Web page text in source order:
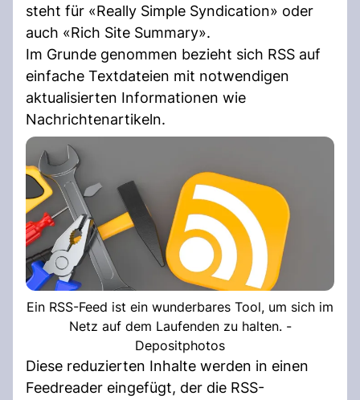
steht für «Really Simple Syndication» oder
auch «Rich Site Summary».
Im Grunde genommen bezieht sich RSS auf
einfache Textdateien mit notwendigen
aktualisierten Informationen wie
Nachrichtenartikeln.
Ein RSS-Feed ist ein wunderbares Tool, um sich im
Netz auf dem Laufenden zu halten. -
Depositphotos
Diese reduzierten Inhalte werden in einen
Feedreader eingefügt, der die RSS-